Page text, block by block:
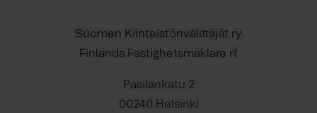
Suomen Kiinteistönvälittäjät ry
Finlands Fastighetsmäklare rf
Pasilankatu 2
00240 Helsinki